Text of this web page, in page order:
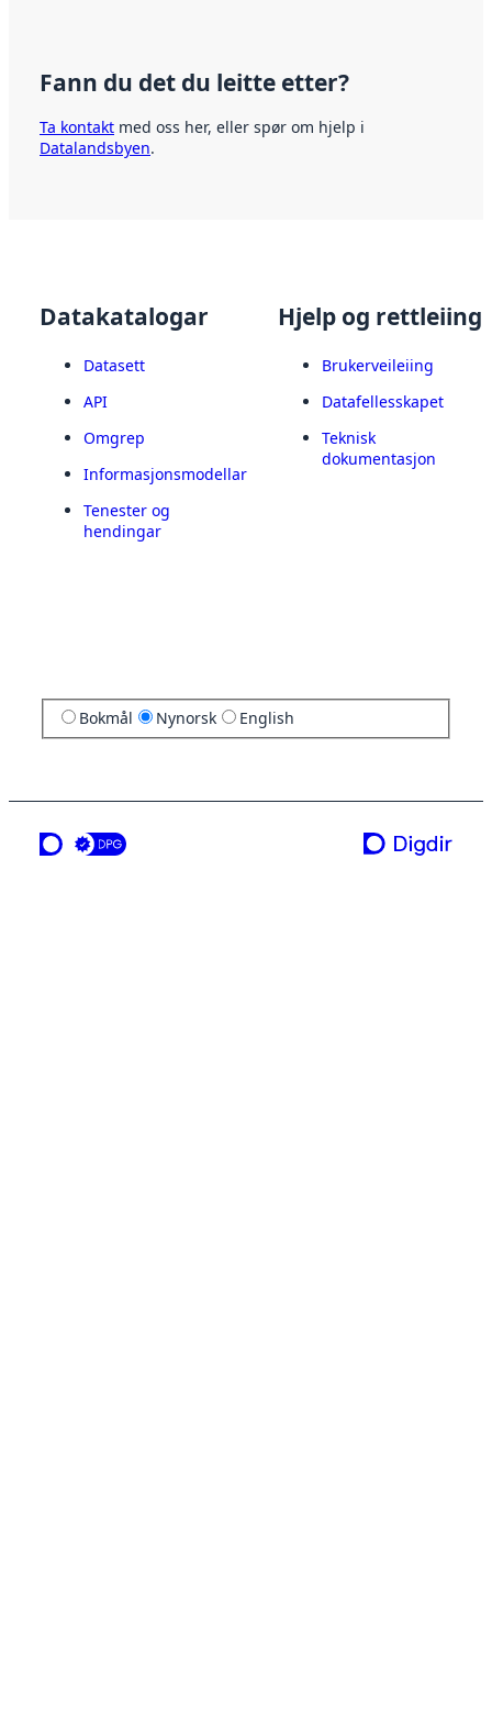
Fann du det du leitte etter?
Ta kontakt med oss her, eller spør om hjelp i
Datalandsbyen.
Datakatalogar
Datasett
API
Omgrep
Informasjonsmodellar
Tenester og
hendingar
Hjelp og rettleiing
Brukerveileiing
Datafellesskapet
Teknisk
dokumentasjon
Bokmål Nynorsk English